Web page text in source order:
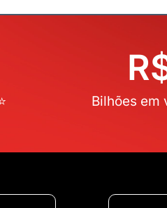
Bilhões em